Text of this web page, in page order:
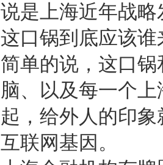
说是上海近年战
这口锅到底应该谁
简单的说，这口
脑、以及每一个
起，给外人的印
互联网基因。